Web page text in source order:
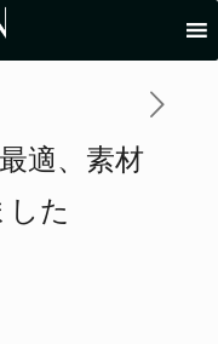
適、素材
した